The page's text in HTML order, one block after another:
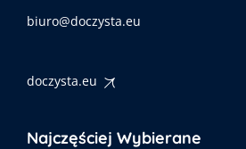
biuro@doczysta.eu
doczysta.eu
Najczęściej Wybierane